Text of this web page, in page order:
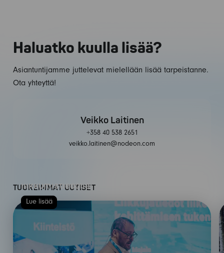
Haluatko kuulla lisää?
Asiantuntijamme juttelevat mielellään lisää tarpeistanne.
Ota yhteyttä!
Veikko Laitinen
+358 40 538 2651
veikko.laitinen@nodeon.com
TUOREIMMAT UUTISET
liikkumistiedolla
Lue lisää